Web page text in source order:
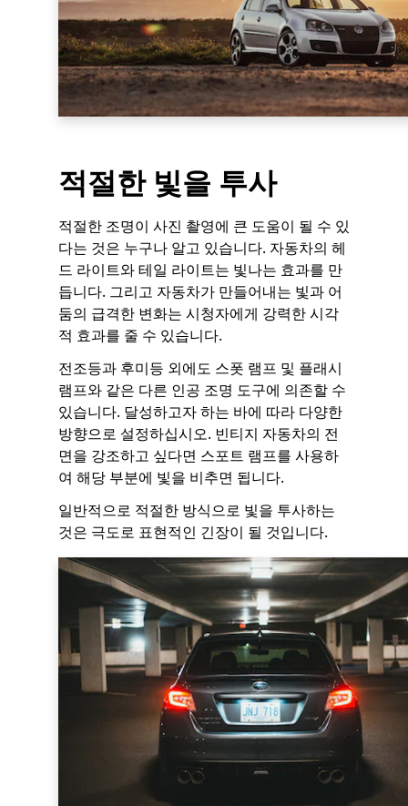
적절한 빛을 투사
적절한 조명이 사진 촬영에 큰 도움이 될 수 있
다는 것은 누구나 알고 있습니다. 자동차의 헤
드 라이트와 테일 라이트는 빛나는 효과를 만
듭니다. 그리고 자동차가 만들어내는 빛과 어
둠의 급격한 변화는 시청자에게 강력한 시각
적 효과를 줄 수 있습니다.
전조등과 후미등 외에도 스폿 램프 및 플래시
램프와 같은 다른 인공 조명 도구에 의존할 수
있습니다. 달성하고자 하는 바에 따라 다양한
방향으로 설정하십시오. 빈티지 자동차의 전
면을 강조하고 싶다면 스포트 램프를 사용하
여 해당 부분에 빛을 비추면 됩니다.
일반적으로 적절한 방식으로 빛을 투사하는
것은 극도로 표현적인 긴장이 될 것입니다.